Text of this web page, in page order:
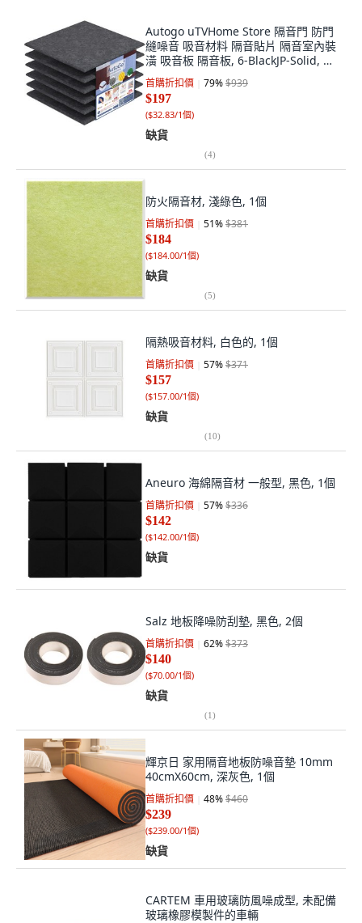
Autogo uTVHome Store 隔音門 防門
縫噪音 吸音材料 隔音貼片 隔音室內裝
潢 吸音板 隔音板, 6-BlackJP-Solid, 6
個
首購折扣價 79%$939
$197
($32.83/1個)
缺貨
(4)
防火隔音材, 淺綠色, 1個
首購折扣價 51%$381
$184
($184.00/1個)
缺貨
(5)
隔熱吸音材料, 白色的, 1個
首購折扣價 57%$371
$157
($157.00/1個)
缺貨
(10)
Aneuro 海綿隔音材 一般型, 黑色, 1個
首購折扣價 57%$336
$142
($142.00/1個)
缺貨
Salz 地板降噪防刮墊, 黑色, 2個
首購折扣價 62%$373
$140
($70.00/1個)
缺貨
(1)
輝京日 家用隔音地板防噪音墊 10mm
40cmX60cm, 深灰色, 1個
首購折扣價 48%$460
$239
($239.00/1個)
缺貨
CARTEM 車用玻璃防風噪成型, 未配備
玻璃橡膠模製件的車輛